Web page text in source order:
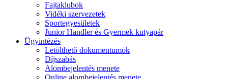
Fajtaklubok
Vidéki szervezetek
Sportegyesületek
Junior Handler és Gyermek kutyapár
Ügyintézés
Letölthető dokumentumok
Díjszabás
Alombejelentés menete
Online alombejelentés menete